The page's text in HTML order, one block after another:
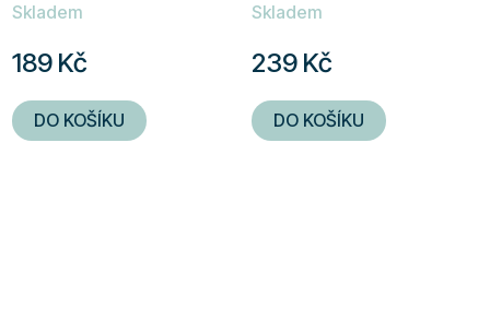
hodnocení
produktu
je
5,0
z
Skladem
189 Kč
DO KOŠÍKU
hodnocení
je
5,0
z
Skladem
239 Kč
DO KOŠÍKU